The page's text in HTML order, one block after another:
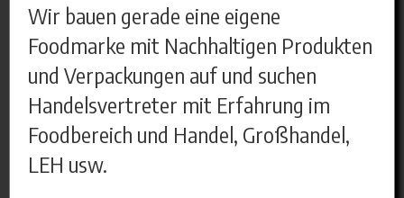
Wir bauen gerade eine eigene
Foodmarke mit Nachhaltigen Produkten
und Verpackungen auf und suchen
Handelsvertreter mit Erfahrung im
Foodbereich und Handel, Großhandel,
LEH usw.